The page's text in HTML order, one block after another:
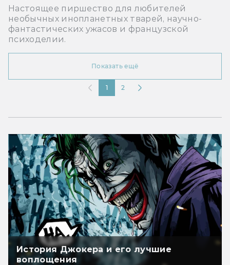
Настоящее пиршество для любителей
необычных инопланетных тварей, научно-
фантастических ужасов и французской
психоделии.
Показать ещё
1 2
История Джокера и его лучшие
воплощения